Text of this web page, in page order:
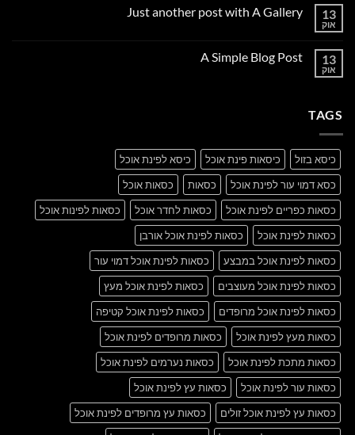
Welcome
13
אוק
Just another post with A Gallery
Just
13
אוק
A Simple Blog Post
TAGS
כיסא בזול כיסאות פינת אוכל
כיסא לפינת אוכל
כסא דמוי עור לפינת אוכל
כסאות
כסאות אוכל
כסאות כפריים לפינת אוכל
כסאות לחדר אוכל
כסאות לפינות אוכל
כסאות לפינת אוכל
כסאות לפינת אוכל אורבן
כסאות לפינת אוכל במבצע
כסאות לפינת אוכל דמוי עור
כסאות לפינת אוכל מעוצבים
כסאות לפינת אוכל מעץ
כסאות לפינת אוכל מרופדים
כסאות לפינת אוכל קטיפה
כסאות מעץ לפינת אוכל
כסאות מרופדים לפינת אוכל
כסאות מתכת לפינת אוכל
כסאות נערמים לפינת אוכל
כסאות עור לפינת אוכל
כסאות עץ לפינת אוכל
כסאות עץ לפינת אוכל זולים
כסאות עץ מרופדים לפינת אוכל